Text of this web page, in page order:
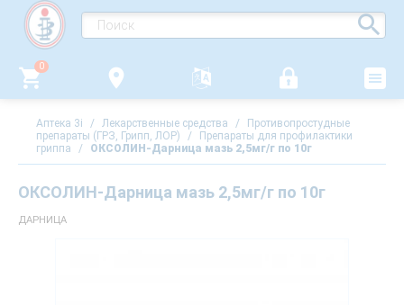
0
Аптека 3i / Лекарственные средства /
Противопростудные
препараты (ГРЗ, Грипп, ЛОР)
/
Препараты для профилактики
гриппа
/ ОКСОЛИН-Дарница мазь 2,5мг/г по 10г
ОКСОЛИН-Дарница мазь 2,5мг/г по 10г
ДАРНИЦА